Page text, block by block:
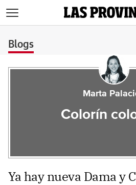
Blogs
Marta
Colorín
Ya hay nueva Dama y